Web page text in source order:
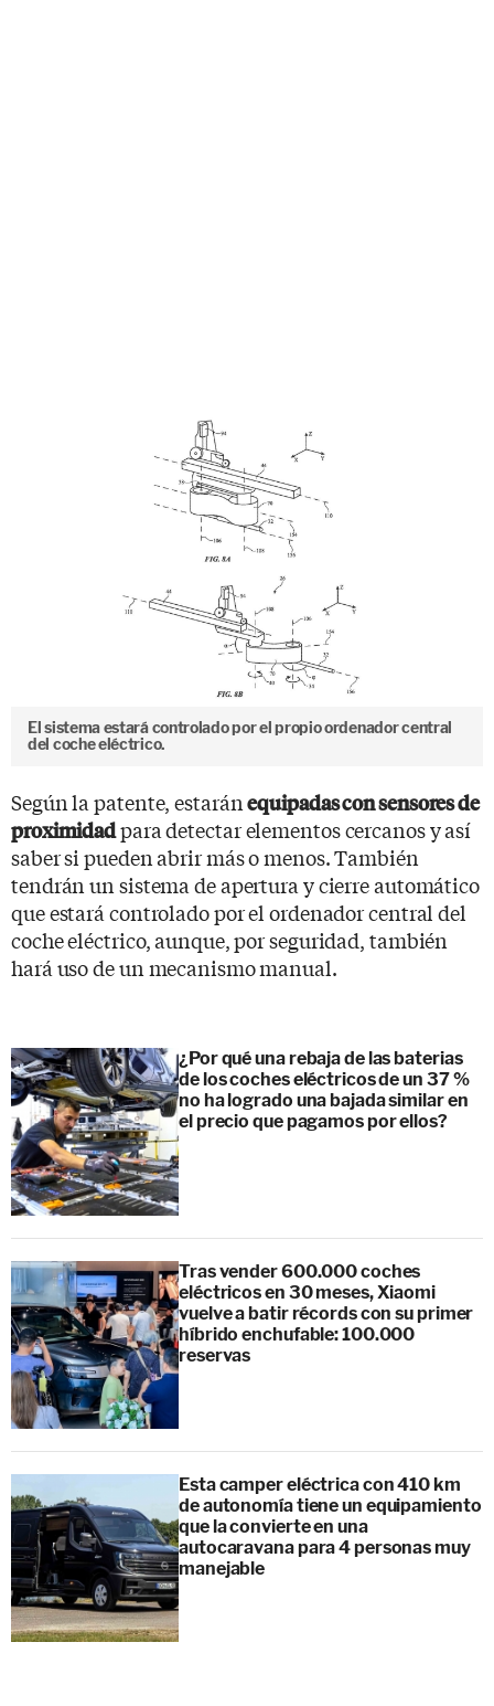
El sistema estará controlado por el propio ordenador central
del coche eléctrico.
Según la patente, estaránequipadas con sensores de
proximidadpara detectar elementos cercanos y así
saber si pueden abrir más o menos. También
tendrán un sistema de apertura y cierre automático
que estará controlado por el ordenador central del
coche eléctrico, aunque, por seguridad, también
hará uso de un mecanismo manual.
¿Por qué una rebaja de las baterias
de los coches eléctricos de un 37 %
no ha logrado una bajada similar en
el precio que pagamos por ellos?
Tras vender 600.000 coches
eléctricos en 30 meses, Xiaomi
vuelve a batir récords con su primer
híbrido enchufable: 100.000
reservas
Esta camper eléctrica con 410 km
de autonomía tiene un equipamiento
que la convierte en una
autocaravana para 4 personas muy
manejable